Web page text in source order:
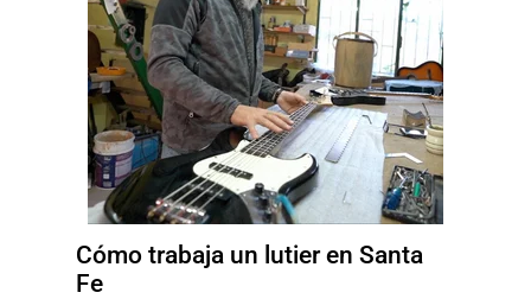
Cómo trabaja un lutier en Santa
Fe